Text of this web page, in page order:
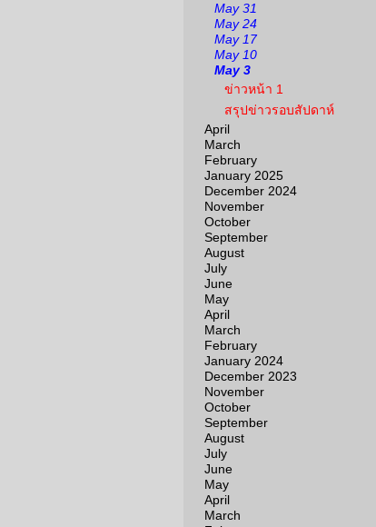
May 31
May 24
May 17
May 10
May 3
ข่าวหน้า 1
สรุปข่าวรอบสัปดาห์
April
March
February
January 2025
December 2024
November
October
September
August
July
June
May
April
March
February
January 2024
December 2023
November
October
September
August
July
June
May
April
March